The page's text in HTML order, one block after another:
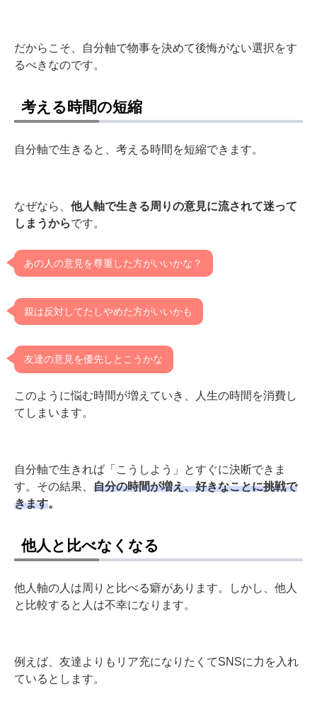
だからこそ、自分軸で物事を決めて後悔がない選択をす
るべきなのです。
考える時間の短縮
自分軸で生きると、考える時間を短縮できます。
なぜなら、 他人軸で生きる周りの意見に流されて迷って
しまうからです。
あの人の意見を尊重した方がいいかな？
親は反対してたしやめた方がいいかも
友達の意見を優先しとこうかな
このように悩む時間が増えていき、人生の時間を消費し
てしまいます。
自分軸で生きれば「こうしよう」とすぐに決断できま
す。その結果、 自分の時間が増え、好きなことに挑戦で
きます。
他人と比べなくなる
他人軸の人は周りと比べる癖があります。しかし、他人
と比較すると人は不幸になります。
例えば、友達よりもリア充になりたくてSNSに力を入れ
ているとします。